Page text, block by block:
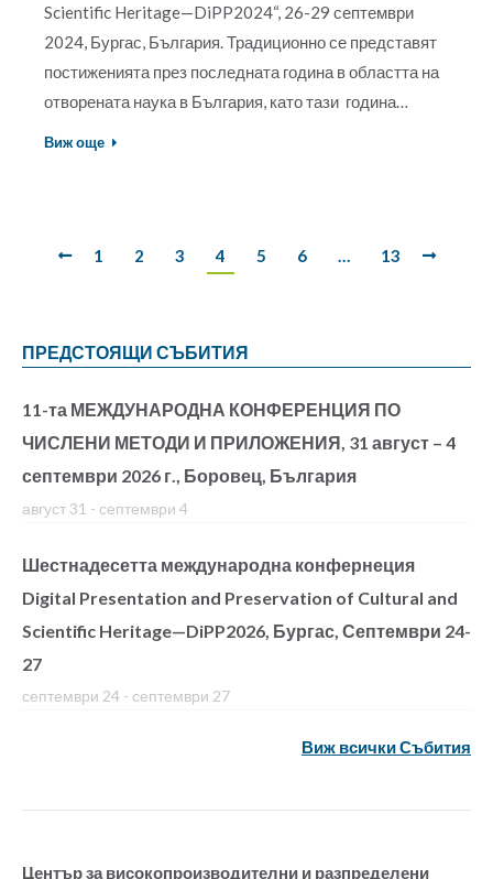
Scientific Heritage—DiPP2024“, 26-29 септември
2024, Бургас, България. Традиционно се представят
постиженията през последната година в областта на
отворената наука в България, като тази година…
Виж още
1 2 3 4 5 6 … 13
ПРЕДСТОЯЩИ СЪБИТИЯ
11-та МЕЖДУНАРОДНА КОНФЕРЕНЦИЯ ПО
ЧИСЛЕНИ МЕТОДИ И ПРИЛОЖЕНИЯ, 31 август – 4
септември 2026 г., Боровец, България
август 31 - септември 4
Шестнадесетта международна конфернеция
Digital Presentation and Preservation of Cultural and
Scientific Heritage—DiPP2026, Бургас, Септември 24-
27
септември 24 - септември 27
Виж всички Събития
Център за високопроизводителни и разпределени